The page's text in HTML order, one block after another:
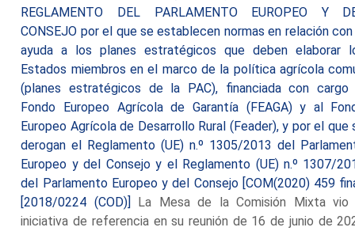
REGLAMENTO DEL PARLAMENTO EUROPEO Y
CONSEJO por el que se establecen normas en relación
ayuda a los planes estratégicos que deben elaborar
Estados miembros en el marco de la política agrícola
(planes estratégicos de la PAC), financiada con cargo
Fondo Europeo Agrícola de Garantía (FEAGA) y al
Europeo Agrícola de Desarrollo Rural (Feader), y por el que
derogan el Reglamento (UE) n.º 1305/2013 del
Europeo y del Consejo y el Reglamento (UE) n.º 1307/
del Parlamento Europeo y del Consejo [COM(2020) 459
[2018/0224 (COD)] La Mesa de la Comisión Mixta vio
iniciativa de referencia en su reunión de 16 de junio de